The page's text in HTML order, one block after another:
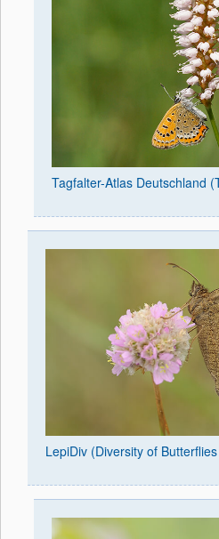
Tagfalter-Atlas Deutschland
LepiDiv (Diversity of